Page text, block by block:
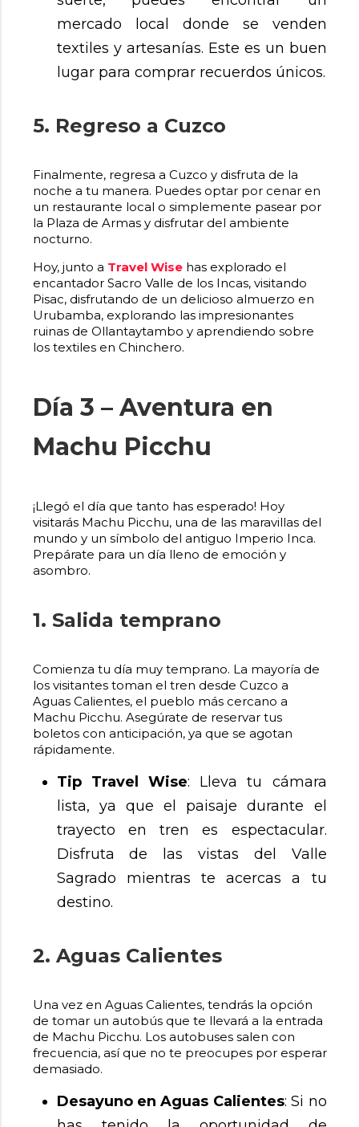
mercado local donde se venden
textiles y artesanías. Este es un buen
lugar para comprar recuerdos únicos.
5. Regreso a Cuzco
Finalmente, regresa a Cuzco y disfruta de la
noche a tu manera. Puedes optar por cenar en
un restaurante local o simplemente pasear por
la Plaza de Armas y disfrutar del ambiente
nocturno.
Hoy, junto a Travel Wisehas explorado el
encantador Sacro Valle de los Incas, visitando
Pisac, disfrutando de un delicioso almuerzo en
Urubamba, explorando las impresionantes
ruinas de Ollantaytambo y aprendiendo sobre
los textiles en Chinchero.
Día 3 – Aventura en
Machu Picchu
¡Llegó el día que tanto has esperado! Hoy
visitarás Machu Picchu, una de las maravillas del
mundo y un símbolo del antiguo Imperio Inca.
Prepárate para un día lleno de emoción y
asombro.
1. Salida temprano
Comienza tu día muy temprano. La mayoría de
los visitantes toman el tren desde Cuzco a
Aguas Calientes, el pueblo más cercano a
Machu Picchu. Asegúrate de reservar tus
boletos con anticipación, ya que se agotan
rápidamente.
Tip Travel Wise: Lleva tu cámara
lista, ya que el paisaje durante el
trayecto en tren es espectacular.
Disfruta de las vistas del Valle
Sagrado mientras te acercas a tu
destino.
2. Aguas Calientes
Una vez en Aguas Calientes, tendrás la opción
de tomar un autobús que te llevará a la entrada
de Machu Picchu. Los autobuses salen con
frecuencia, así que no te preocupes por esperar
demasiado.
Desayuno en Aguas Calientes: Si no